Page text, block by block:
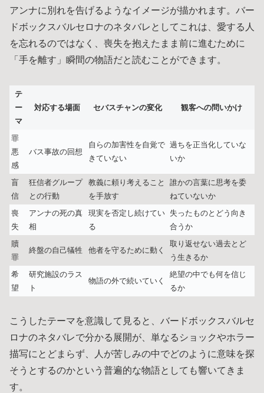
アンナに別れを告げるようなイメージが描かれます。バー
ドボックスバルセロナのネタバレとしてこれは、愛する人
を忘れるのではなく、喪失を抱えたまま前に進むために
「手を離す」瞬間の物語だと読むことができます。
テ
ー
マ
対応する場面 セバスチャンの変化 観客への問いかけ
罪
悪
感
バス事故の回想
自らの加害性を自覚で
きていない
過ちを正当化していな
いか
盲
信
狂信者グループ
との行動
教義に頼り考えること
を手放す
誰かの言葉に思考を委
ねていないか
喪
失
アンナの死の真
相
現実を否定し続けてい
る
失ったものとどう向き
合うか
贖
罪
終盤の自己犠牲 他者を守るために動く
取り返せない過去とど
う生きるか
希
望
研究施設のラス
ト
物語の外で続いていく
絶望の中でも何を信じ
るか
こうしたテーマを意識して見ると、バードボックスバルセ
ロナのネタバレで分かる展開が、単なるショックやホラー
描写にとどまらず、人が苦しみの中でどのように意味を探
そうとするのかという普遍的な物語としても響いてきま
す。